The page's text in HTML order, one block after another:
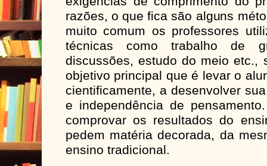
razões, o que fica são alguns
muito comum os professores
técnicas como trabalho de
discussões, estudo do meio etc.,
objetivo principal que é levar o
cientificamente, a desenvolver
e independência de
comprovar os resultados do
pedem matéria decorada, da
ensino tradicional.